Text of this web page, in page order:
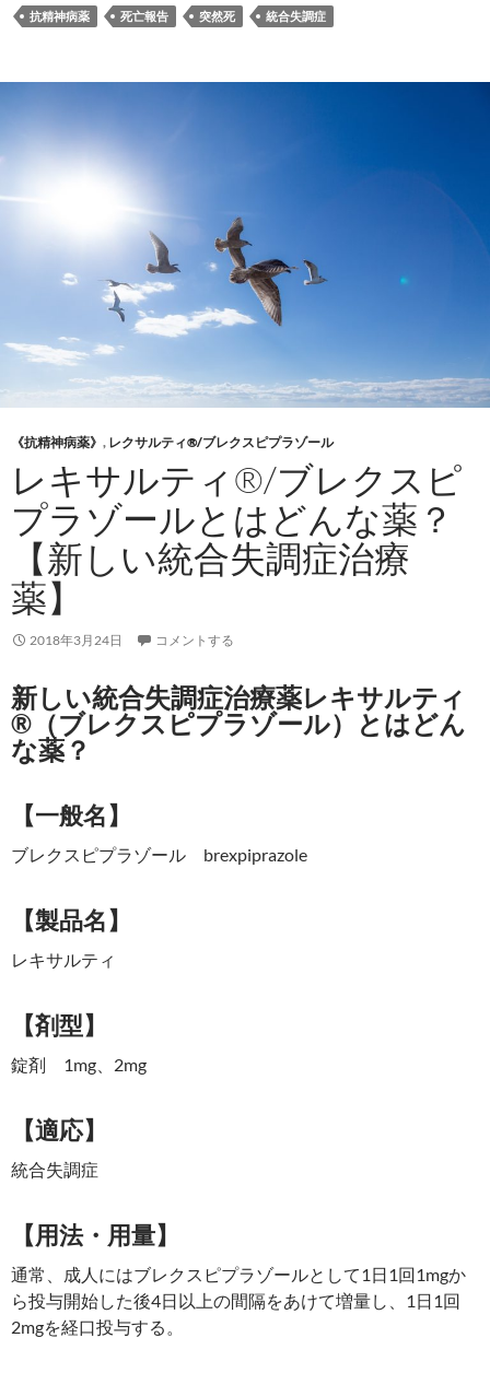
抗精神病薬 死亡報告 突然死 統合失調症
《抗精神病薬》 , レクサルティ®/ブレクスピプラゾール
レキサルティ®/ブレクスピ
プラゾールとはどんな薬？
【新しい統合失調症治療
薬】
2018年3月24日 コメントする
新しい統合失調症治療薬レキサルティ
®（ブレクスピプラゾール）とはどん
な薬？
【一般名】
ブレクスピプラゾール brexpiprazole
【製品名】
レキサルティ
【剤型】
錠剤 1mg、2mg
【適応】
統合失調症
【用法・用量】
通常、成人にはブレクスピプラゾールとして1日1回1mgか
ら投与開始した後4日以上の間隔をあけて増量し、1日1回
2mgを経口投与する。